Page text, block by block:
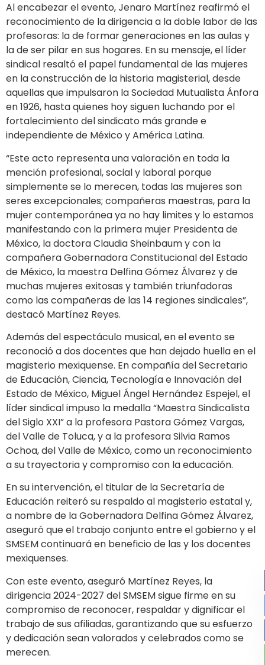
Al encabezar el evento, Jenaro Martínez reafirmó el
reconocimiento de la dirigencia a la doble labor de las
profesoras: la de formar generaciones en las aulas y
la de ser pilar en sus hogares. En su mensaje, el líder
sindical resaltó el papel fundamental de las mujeres
en la construcción de la historia magisterial, desde
aquellas que impulsaron la Sociedad Mutualista Ánfora
en 1926, hasta quienes hoy siguen luchando por el
fortalecimiento del sindicato más grande e
independiente de México y América Latina.
“Este acto representa una valoración en toda la
mención profesional, social y laboral porque
simplemente se lo merecen, todas las mujeres son
seres excepcionales; compañeras maestras, para la
mujer contemporánea ya no hay limites y lo estamos
manifestando con la primera mujer Presidenta de
México, la doctora Claudia Sheinbaum y con la
compañera Gobernadora Constitucional del Estado
de México, la maestra Delfina Gómez Álvarez y de
muchas mujeres exitosas y también triunfadoras
como las compañeras de las 14 regiones sindicales”,
destacó Martínez Reyes.
Además del espectáculo musical, en el evento se
reconoció a dos docentes que han dejado huella en el
magisterio mexiquense. En compañía del Secretario
de Educación, Ciencia, Tecnología e Innovación del
Estado de México, Miguel Ángel Hernández Espejel, el
líder sindical impuso la medalla “Maestra Sindicalista
del Siglo XXI” a la profesora Pastora Gómez Vargas,
del Valle de Toluca, y a la profesora Silvia Ramos
Ochoa, del Valle de México, como un reconocimiento
a su trayectoria y compromiso con la educación.
En su intervención, el titular de la Secretaría de
Educación reiteró su respaldo al magisterio estatal y,
a nombre de la Gobernadora Delfina Gómez Álvarez,
aseguró que el trabajo conjunto entre el gobierno y el
SMSEM continuará en beneficio de las y los docentes
mexiquenses.
Con este evento, aseguró Martínez Reyes, la
dirigencia 2024-2027 del SMSEM sigue firme en su
compromiso de reconocer, respaldar y dignificar el
trabajo de sus afiliadas, garantizando que su esfuerzo
y dedicación sean valorados y celebrados como se
merecen.